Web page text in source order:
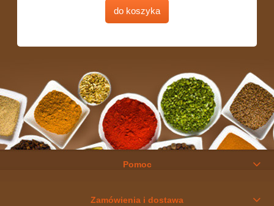
do koszyka
Pomoc
Zamówienia i dostawa